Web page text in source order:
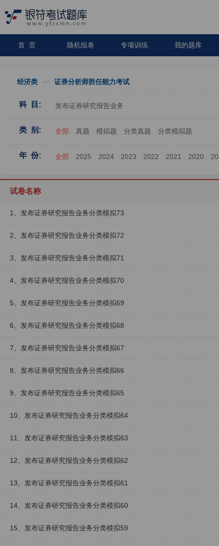
首 页 随机组卷 专项训练 我的题库
经济类 << 证券分析师胜任能力考试
科 目: 发布证券研究报告业务
类 别: 全部 真题 模拟题 分类真题 分类模拟题
年 份: 全部 2025 2024 2023 2022 2021 2020
试卷名称
1、发布证券研究报告业务分类模拟73
2、发布证券研究报告业务分类模拟72
3、发布证券研究报告业务分类模拟71
4、发布证券研究报告业务分类模拟70
5、发布证券研究报告业务分类模拟69
6、发布证券研究报告业务分类模拟68
7、发布证券研究报告业务分类模拟67
8、发布证券研究报告业务分类模拟66
9、发布证券研究报告业务分类模拟65
10、发布证券研究报告业务分类模拟64
11、发布证券研究报告业务分类模拟63
12、发布证券研究报告业务分类模拟62
13、发布证券研究报告业务分类模拟61
14、发布证券研究报告业务分类模拟60
15、发布证券研究报告业务分类模拟59